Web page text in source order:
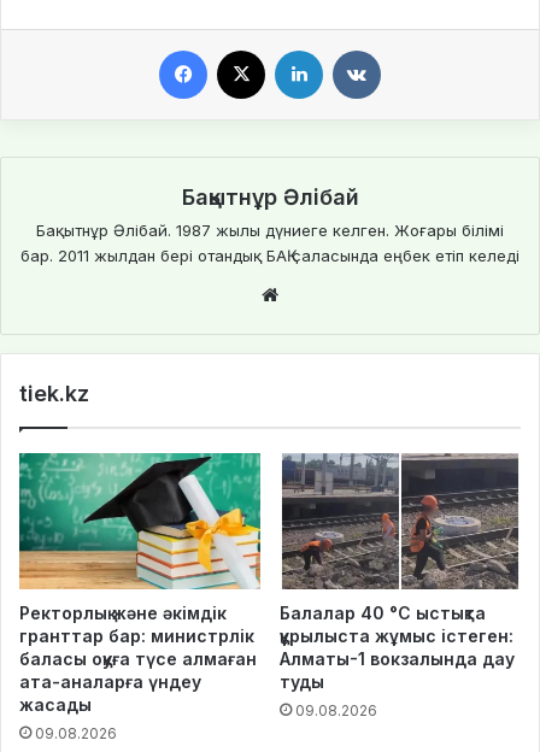
Бақытнұр Әлібай
Бақытнұр Әлібай. 1987 жылы дүниеге келген. Жоғары білімі
бар. 2011 жылдан бері отандық БАҚ саласында еңбек етіп келеді
te
tiek.kz
Ректорлық және әкімдік
гранттар бар: министрлік
баласы оқуға түсе алмаған
ата-аналарға үндеу
жасады
09.08.2026
Балалар 40 °C ыстықта
құрылыста жұмыс істеген:
Алматы-1 вокзалында дау
туды
09.08.2026